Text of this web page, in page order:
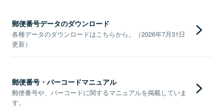
郵便番号データのダウンロード
各種データのダウンロードはこちらから。（2026年7月31日
更新）
郵便番号・バーコードマニュアル
郵便番号や、バーコードに関するマニュアルを掲載していま
す。